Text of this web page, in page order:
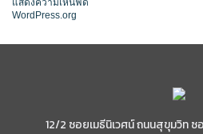
แสดงความเห็นฟีด
WordPress.org
12/2 ซอยเมธีนิเวศน์ ถนนสุขุมวิท